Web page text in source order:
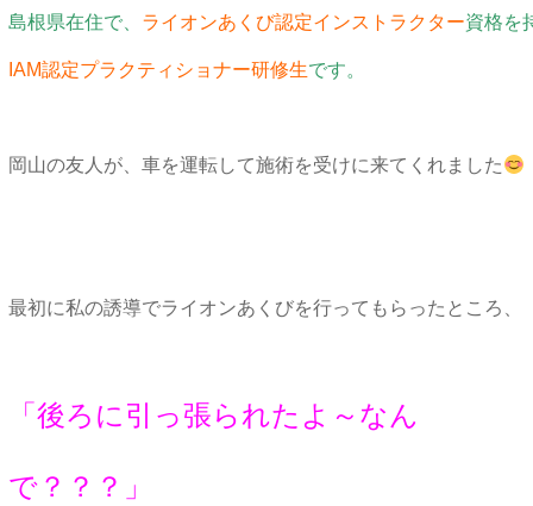
島根県在住で、 ライオンあくび認定インストラクター資格を
IAM認定プラクティショナー研修生です。
岡山の友人が、車を運転して施術を受けに来てくれました
最初に私の誘導でライオンあくびを行ってもらったところ、
「後ろに引っ張られたよ～なん
で？？？」